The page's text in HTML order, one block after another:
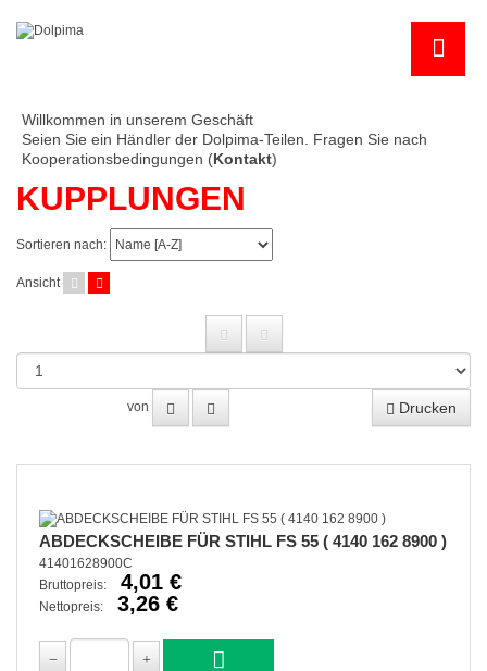
Willkommen in unserem Geschäft
Seien Sie ein Händler der Dolpima-Teilen. Fragen Sie nach
Kooperationsbedingungen (Kontakt)
KUPPLUNGEN
Sortieren nach:
Ansicht
von Drucken
ABDECKSCHEIBE FÜR STIHL FS 55 ( 4140 162 8900 )
41401628900C
Bruttopreis:
4,01 €
Nettopreis: 3,26 €